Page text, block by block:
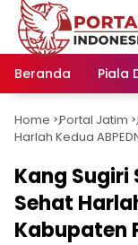
Langsung
konten
Beranda
Piala
Home -
Portal Jatim
Harlah Kedua
Kang Sugiri
Sehat
Kabupaten